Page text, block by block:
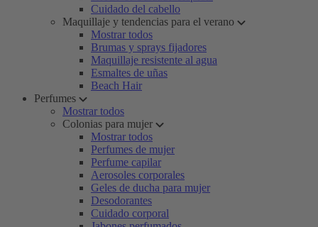
Cuidado del cabello
Maquillaje y tendencias para el verano
Mostrar todos
Brumas y sprays fijadores
Maquillaje resistente al agua
Esmaltes de uñas
Beach Hair
Perfumes
Mostrar todos
Colonias para mujer
Mostrar todos
Perfumes de mujer
Perfume capilar
Aerosoles corporales
Geles de ducha para mujer
Desodorantes
Cuidado corporal